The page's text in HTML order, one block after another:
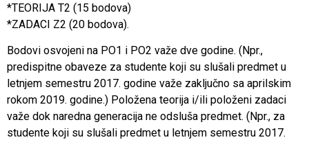
*TEORIJA T2 (15 bodova)
*ZADACI Z2 (20 bodova).
Bodovi osvojeni na PO1 i PO2 važe dve godine. (Npr.,
predispitne obaveze za studente koji su slušali predmet u
letnjem semestru 2017. godine važe zaključno sa aprilskim
rokom 2019. godine.) Položena teorija i/ili položeni zadaci
važe dok naredna generacija ne odsluša predmet. (Npr., za
studente koji su slušali predmet u letnjem semestru 2017.